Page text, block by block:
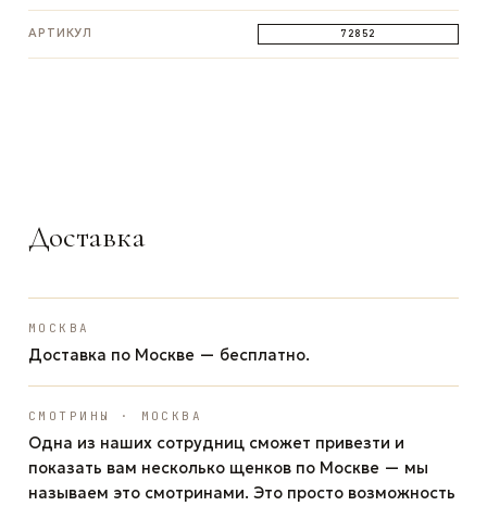
АРТИКУЛ 72852
Доставка
МОСКВА
Доставка по Москве — бесплатно.
СМОТРИНЫ · МОСКВА
Одна из наших сотрудниц сможет привезти и
показать вам несколько щенков по Москве — мы
называем это смотринами. Это просто возможность